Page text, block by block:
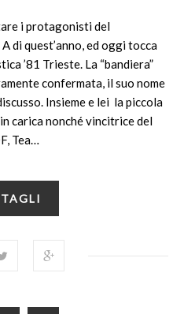
i protagonisti del
di quest’anno, ed oggi tocca
’81 Trieste. La “bandiera”
confermata, il suo nome
Insieme e lei la piccola
carica nonché vincitrice del
Tea…